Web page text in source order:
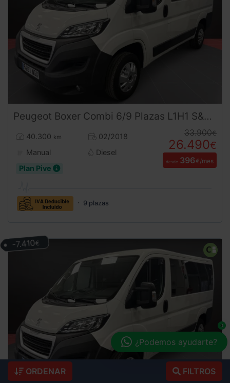
ORDENAR FILTROS
Peugeot Boxer Combi 6/9 Plazas L1H1 S&S 130 CV
40.300 km
02/2018
Manual
Diesel
Plan Pive
33.900€
26.490€
desde 396€/mes
9 plazas
-7.410€
¿Podemos ayudarte?